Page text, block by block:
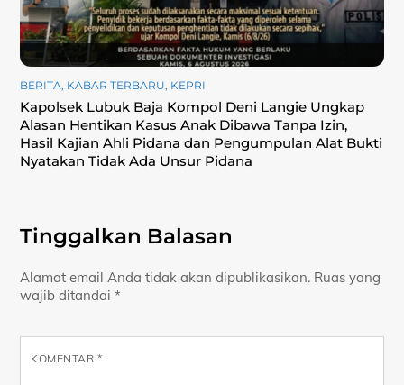
BERITA, KABAR TERBARU, KEPRI
Kapolsek Lubuk Baja Kompol Deni Langie Ungkap
Alasan Hentikan Kasus Anak Dibawa Tanpa Izin,
Hasil Kajian Ahli Pidana dan Pengumpulan Alat Bukti
Nyatakan Tidak Ada Unsur Pidana
Tinggalkan Balasan
Alamat email Anda tidak akan dipublikasikan. Ruas yang
wajib ditandai*
KOMENTAR *